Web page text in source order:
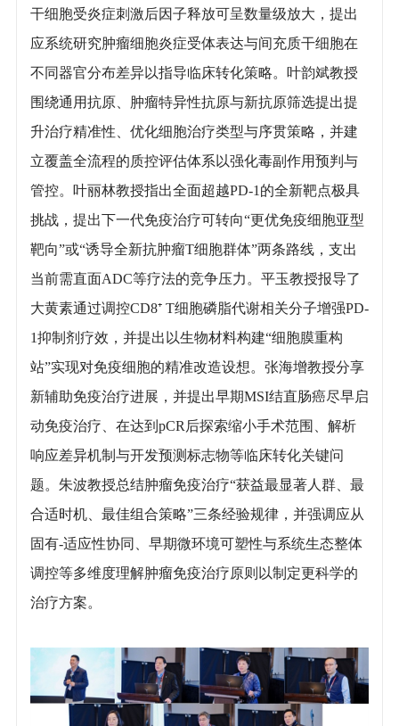
干细胞受炎症刺激后因子释放可呈数量级放大，提出
应系统研究肿瘤细胞炎症受体表达与间充质干细胞在
不同器官分布差异以指导临床转化策略。叶韵斌教授
围绕通用抗原、肿瘤特异性抗原与新抗原筛选提出提
升治疗精准性、优化细胞治疗类型与序贯策略，并建
立覆盖全流程的质控评估体系以强化毒副作用预判与
管控。叶丽林教授指出全面超越PD-1的全新靶点极具
挑战，提出下一代免疫治疗可转向“更优免疫细胞亚型
靶向”或“诱导全新抗肿瘤T细胞群体”两条路线，支出
当前需直面ADC等疗法的竞争压力。平玉教授报导了
大黄素通过调控CD8⁺ T细胞磷脂代谢相关分子增强PD-
1抑制剂疗效，并提出以生物材料构建“细胞膜重构
站”实现对免疫细胞的精准改造设想。张海增教授分享
新辅助免疫治疗进展，并提出早期MSI结直肠癌尽早启
动免疫治疗、在达到pCR后探索缩小手术范围、解析
响应差异机制与开发预测标志物等临床转化关键问
题。朱波教授总结肿瘤免疫治疗“获益最显著人群、最
合适时机、最佳组合策略”三条经验规律，并强调应从
固有-适应性协同、早期微环境可塑性与系统生态整体
调控等多维度理解肿瘤免疫治疗原则以制定更科学的
治疗方案。